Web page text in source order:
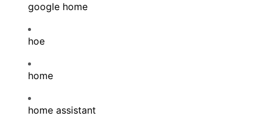
google home
hoe
home
home assistant